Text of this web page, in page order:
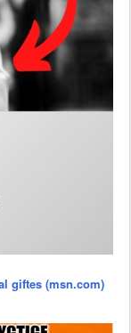
giftes (msn.com)